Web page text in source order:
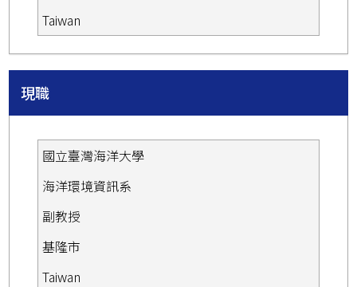
Taiwan
現職
國立臺灣海洋大學
海洋環境資訊系
副教授
基隆市
Taiwan